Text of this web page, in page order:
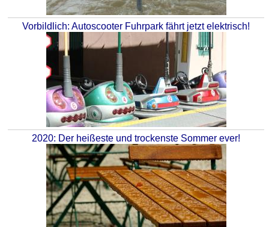
Vorbildlich: Autoscooter Fuhrpark fährt jetzt elektrisch!
2020: Der heißeste und trockenste Sommer ever!